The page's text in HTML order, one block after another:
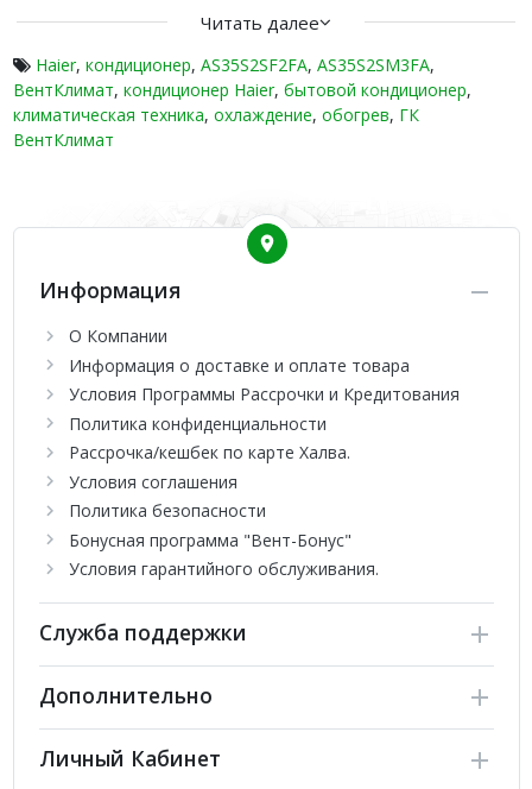
UV-лампа 2 поколения:Эффективная дезинфекция
Функция самоочистки испарителей SelfClean:
Поддержание чистоты и эффективности.
STERI-CLEAN 56°C:Стерилизация воздуха для
здоровья.
зависимости от присутствия и освещенности.
Антибактериальный фильтр "О2 - fresh":
Оптимальный воздухообмен и свежий воздух.
Русскоязычный пульт YR-HQ(RU):
Self-Hygiene:
ключевых компонентов.
Серия FLEXIS Super Match:
Настенные кондиционеры
премиум-класса от Haier, разработанные с использованием
самых современных технологий. Мощность до 7 кВт,
площадь до 70 кв. м. Доступны в цветах: белый, золотистый,
черный.
Читать далее
Haier, кондиционер, AS35S2SF2FA, AS35S2SM3FA,
ВентКлимат, кондиционер Haier, бытовой кондиционер,
климатическая техника, охлаждение, обогрев, ГК
ВентКлимат
Информация
О Компании
Информация о доставке и оплате товара
Условия Программы Рассрочки и Кредитования
Политика конфиденциальности
Рассрочка/кешбек по карте Халва.
Условия соглашения
Политика безопасности
Бонусная программа "Вент-Бонус"
Условия гарантийного обслуживания.
Служба поддержки
Дополнительно
Личный Кабинет